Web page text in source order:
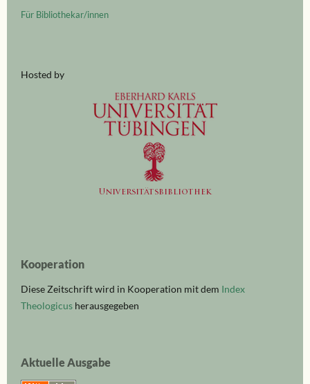
Für Bibliothekar/innen
Hosted by
Kooperation
Diese Zeitschrift wird in Kooperation mit dem Index
Theologicus herausgegeben
Aktuelle Ausgabe